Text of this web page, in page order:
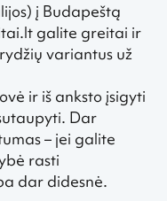
į Budapeštą
galite greitai ir
variantus už
ir iš anksto įsigyti
Dar
– jei galite
rasti
dar didesnė.